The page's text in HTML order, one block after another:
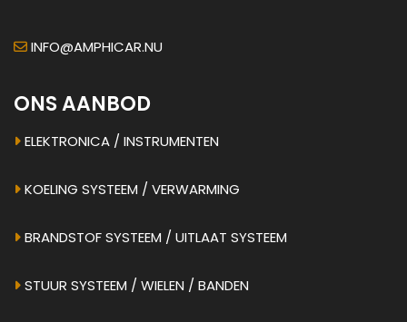
INFO@AMPHICAR.NU
ONS AANBOD
ELEKTRONICA / INSTRUMENTEN
KOELING SYSTEEM / VERWARMING
BRANDSTOF SYSTEEM / UITLAAT SYSTEEM
STUUR SYSTEEM / WIELEN / BANDEN